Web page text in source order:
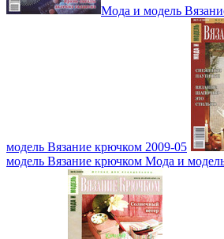
Мода и модель
модель Вязание крючком 2009-05
модель Вязание крючком Мода и